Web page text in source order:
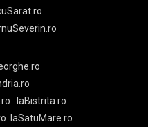
laBistrita.ro
laSatuMare.ro